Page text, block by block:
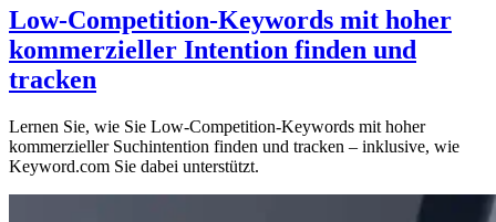
Low-Competition-Keywords mit hoher
kommerzieller Intention finden und
tracken
Lernen Sie, wie Sie Low-Competition-Keywords mit hoher
kommerzieller Suchintention finden und tracken – inklusive, wie
Keyword.com Sie dabei unterstützt.